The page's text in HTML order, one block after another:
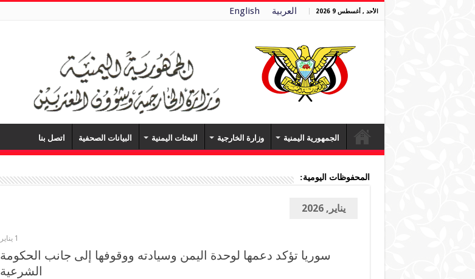
الأحد , أغسطس 9 2026 العربية English
الجمهورية اليمنية وزارة الخارجية البعثات اليمنية البيانات الصحفية اتصل بنا
المحفوظات اليومية:
يناير, 2026
1 يناير
سوريا تؤكد دعمها لوحدة اليمن وسيادته ووقوفها إلى جانب الحكومة
الشرعية